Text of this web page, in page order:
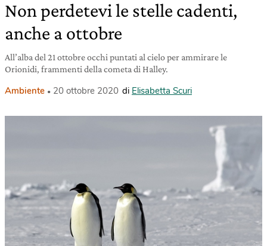
Non perdetevi le stelle cadenti,
anche a ottobre
All’alba del 21 ottobre occhi puntati al cielo per ammirare le
Orionidi, frammenti della cometa di Halley.
Ambiente 20 ottobre 2020 di Elisabetta Scuri